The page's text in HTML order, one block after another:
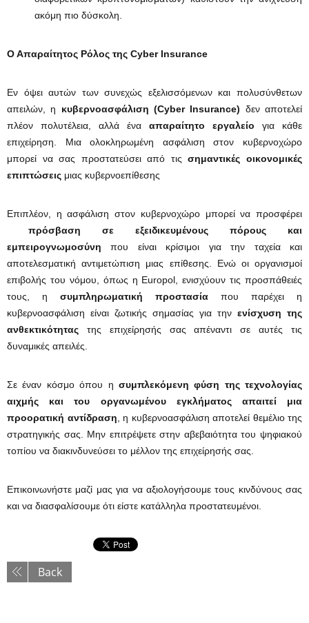
ακόμη πιο δύσκολη.
Ο Απαραίτητος Ρόλος της Cyber Insurance
Εν όψει αυτών των συνεχώς εξελισσόμενων και πολυσύνθετων
απειλών, η
κυβερνοασφάλιση (Cyber Insurance) δεν αποτελεί
πλέον πολυτέλεια, αλλά ένα
απαραίτητο εργαλείο
για κάθε
επιχείρηση. Μια ολοκληρωμένη ασφάλιση στον κυβερνοχώρο
μπορεί να σας προστατεύσει από τις σημαντικές οικονομικές
επιπτώσεις μιας κυβερνοεπίθεσης
Επιπλέον, η ασφάλιση στον κυβερνοχώρο μπορεί να προσφέρει
πρόσβαση σε εξειδικευμένους πόρους και
εμπειρογνωμοσύνη
που είναι κρίσιμοι για την ταχεία και
αποτελεσματική αντιμετώπιση μιας επίθεσης. Ενώ οι οργανισμοί
επιβολής του νόμου, όπως η Europol, ενισχύουν τις προσπάθειές
τους, η
συμπληρωματική προστασία
που παρέχει η
κυβερνοασφάλιση είναι ζωτικής σημασίας για την ενίσχυση της
ανθεκτικότητας
της επιχείρησής σας απέναντι σε αυτές τις
δυναμικές απειλές.
Σε έναν κόσμο όπου η συμπλεκόμενη φύση της τεχνολογίας
αιχμής και του οργανωμένου εγκλήματος απαιτεί μια
προορατική αντίδραση , η κυβερνοασφάλιση αποτελεί θεμέλιο της
στρατηγικής σας. Μην επιτρέψετε στην αβεβαιότητα του ψηφιακού
τοπίου να διακινδυνεύσει το μέλλον της επιχείρησής σας.
Επικοινωνήστε μαζί μας για να αξιολογήσουμε τους κινδύνους σας
και να διασφαλίσουμε ότι είστε κατάλληλα προστατευμένοι.
Back